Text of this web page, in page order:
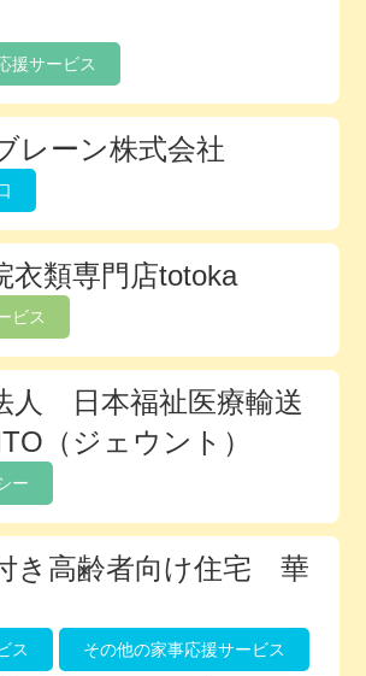
援サービス
レーン株式会社
衣類専門店totoka
ビス
人 日本福祉医療輸送
（ジェウント）
ー
き高齢者向け住宅 華
ス その他の家事応援サービス